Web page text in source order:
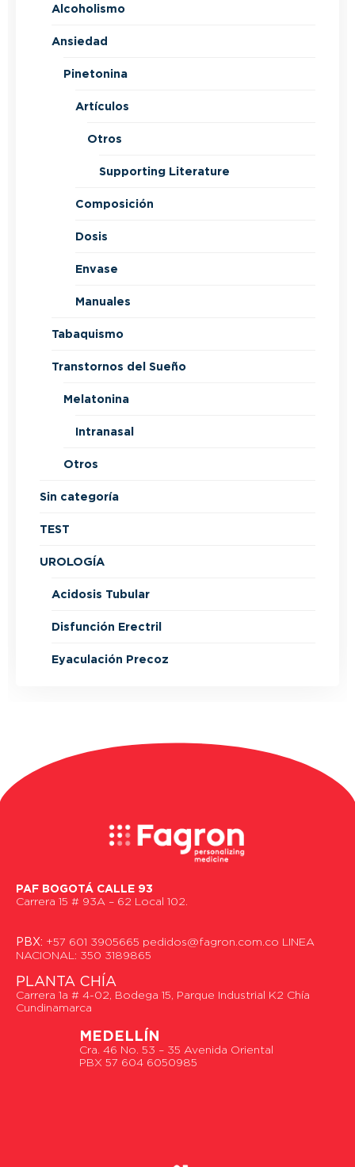
Alcoholismo
Ansiedad
Pinetonina
Artículos
Otros
Supporting Literature
Composición
Dosis
Envase
Manuales
Tabaquismo
Transtornos del Sueño
Melatonina
Intranasal
Otros
Sin categoría
TEST
UROLOGÍA
Acidosis Tubular
Disfunción Erectril
Eyaculación Precoz
PAF BOGOTÁ CALLE 93
Carrera 15 # 93A – 62 Local 102.
PBX: +57 601 3905665 pedidos@fagron.com.co LINEA
NACIONAL: 350 3189865
PLANTA CHÍA
Carrera 1a # 4-02, Bodega 15, Parque Industrial K2 Chía
Cundinamarca
MEDELLÍN
Cra. 46 No. 53 – 35 Avenida Oriental
PBX 57 604 6050985